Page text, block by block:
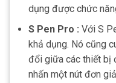
dụng được chức
S Pen Pro : Với S
khả dụng. Nó cũng
đổi giữa các thiết bị
nhấn một nút đơn